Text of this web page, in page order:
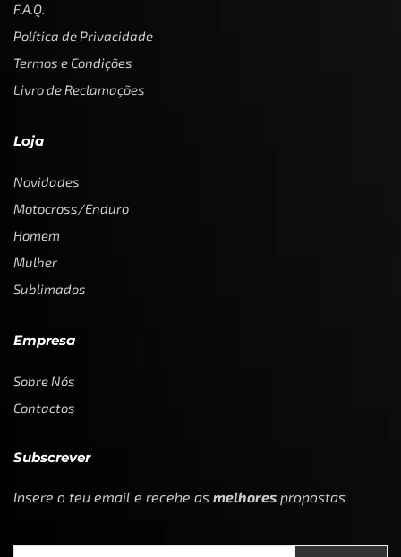
F.A.Q.
Política de Privacidade
Termos e Condições
Livro de Reclamações
Loja
Novidades
Motocross/Enduro
Homem
Mulher
Sublimados
Empresa
Sobre Nós
Contactos
Subscrever
Insere o teu email e recebe as melhores propostas